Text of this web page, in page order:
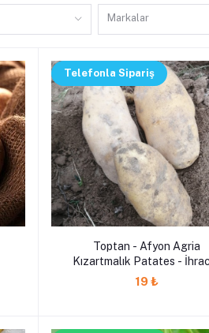
Markalar
Telefonla Sipariş
Toptan - Afyon Agria
Kızartmalık Patates -
İçin de Uygundur
19 ₺